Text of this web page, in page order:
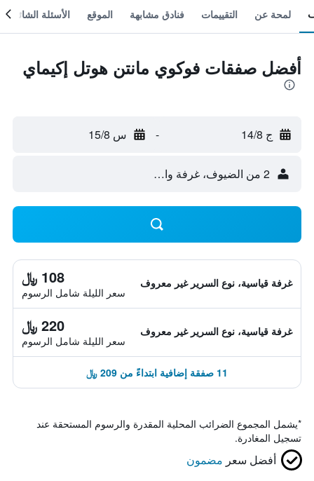
لمحة عن التقييمات فنادق مشابهة الموقع الأسئلة الشائعة
أفضل صفقات فوكوي مانتن هوتل إكيماي
ج 14/8 - س 15/8
2 من الضيوف، غرفة واحدة
غرفة قياسية، نوع السرير غير معروف 108 ﷼
سعر الليلة شامل الرسوم
غرفة قياسية، نوع السرير غير معروف 220 ﷼
سعر الليلة شامل الرسوم
11 صفقة إضافية ابتداءً من 209 ﷼
*يشمل المجموع الضرائب المحلية المقدرة والرسوم المستحقة عند
تسجيل المغادرة.
أفضل سعر مضمون